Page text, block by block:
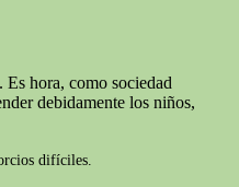
hora, como sociedad
debidamente los niños,
difíciles.